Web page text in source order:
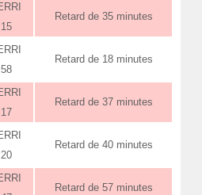
Retard de 35 minutes
Retard de 18 minutes
Retard de 37 minutes
Retard de 40 minutes
Retard de 57 minutes